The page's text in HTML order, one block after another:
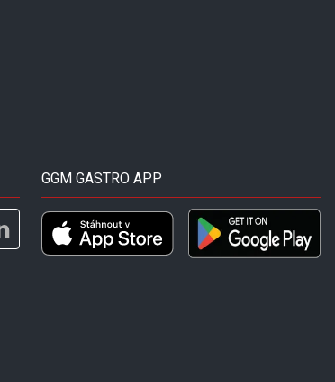
GGM GASTRO APP